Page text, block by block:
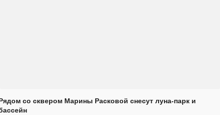
со сквером Марины Расковой снесут луна-парк и